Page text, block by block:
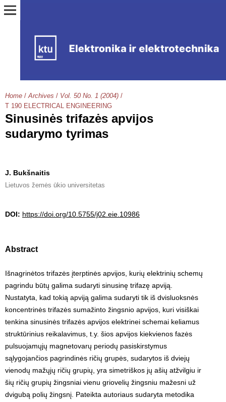
Home / Archives / Vol. 50 No. 1 (2004) /
T 190 ELECTRICAL ENGINEERING
Sinusinės trifazės apvijos
sudarymo tyrimas
J. Bukšnaitis
Lietuvos žemės ūkio universitetas
DOI: https://doi.org/10.5755/j02.eie.10986
Abstract
Išnagrinėtos trifazės įterptinės apvijos, kurių elektrinių schemų
pagrindu būtų galima sudaryti sinusinę trifazę apviją.
Nustatyta, kad tokią apviją galima sudaryti tik iš dvisluoksnės
koncentrinės trifazės sumažinto žingsnio apvijos, kuri visiškai
tenkina sinusinės trifazės apvijos elektrinei schemai keliamus
struktūrinius reikalavimus, t.y. šios apvijos kiekvienos fazės
pulsuojamųjų magnetovarų periodų pasiskirstymus
sąlygojančios pagrindinės ričių grupės, sudarytos iš dviejų
vienodų mažųjų ričių grupių, yra simetriškos jų ašių atžvilgiu ir
šių ričių grupių žingsniai vienu griovelių žingsniu mažesni už
dvigubą polių žingsnį. Pateikta autoriaus sudaryta metodika